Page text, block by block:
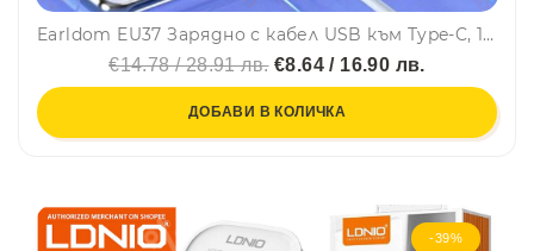
Earldom EU37 Зарядно с кабел USB към Type-C, 1M
€14.78 / 28.91 лв.€8.64 / 16.90 лв.
ДОБАВИ В КОЛИЧКА
-39%